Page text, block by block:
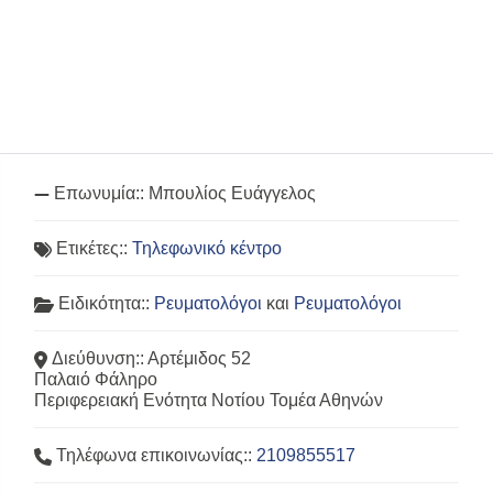
Επωνυμία:: Μπουλίος Ευάγγελος
Ετικέτες::Τηλεφωνικό κέντρο
Ειδικότητα:: Ρευματολόγοι και Ρευματολόγοι
Διεύθυνση::Αρτέμιδος 52
Παλαιό Φάληρο
Περιφερειακή Ενότητα Νοτίου Τομέα Αθηνών
Τηλέφωνα επικοινωνίας:: 2109855517